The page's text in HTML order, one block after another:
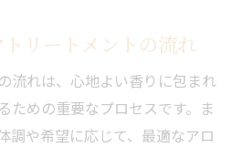
ルヘルスの関係
としてのアロマテラピー
たいアロマテラピースポッ
リートメントの流れ
流れは、心地よい香りに包まれ
ための重要なプロセスです。ま
調や希望に応じて、最適なアロ